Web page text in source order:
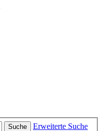
Suche Erweiterte Suche